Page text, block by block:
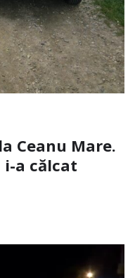
Ceanu Mare.
i-a călcat